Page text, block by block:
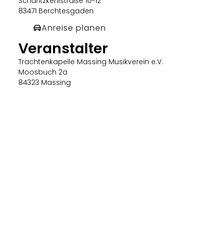
83471 Berchtesgaden
Anreise planen
Veranstalter
Trachtenkapelle Massing Musikverein e.V.
Moosbuch 2a
84323 Massing